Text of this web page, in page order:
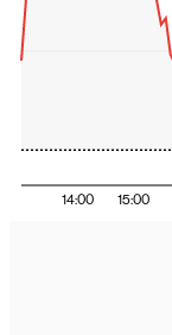
14:00 15:00